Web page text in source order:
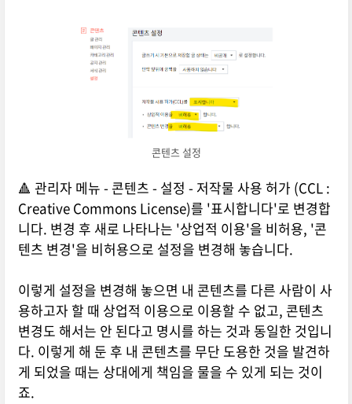
콘텐츠 설정
🔺 관리자 메뉴 - 콘텐츠 - 설정 - 저작물 사용 허가 (CCL :
Creative Commons License)를 '표시합니다'로 변경합
니다. 변경 후 새로 나타나는 '상업적 이용'을 비허용, '콘
텐츠 변경'을 비허용으로 설정을 변경해 놓습니다.
이렇게 설정을 변경해 놓으면 내 콘텐츠를 다른 사람이 사
용하고자 할 때 상업적 이용으로 이용할 수 없고, 콘텐츠
변경도 해서는 안 된다고 명시를 하는 것과 동일한 것입니
다. 이렇게 해 둔 후 내 콘텐츠를 무단 도용한 것을 발견하
게 되었을 때는 상대에게 책임을 물을 수 있게 되는 것이
죠.